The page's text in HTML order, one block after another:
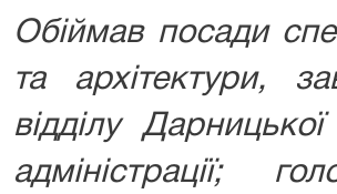
Обіймав посади
та архітектури,
відділу
адміністрації;